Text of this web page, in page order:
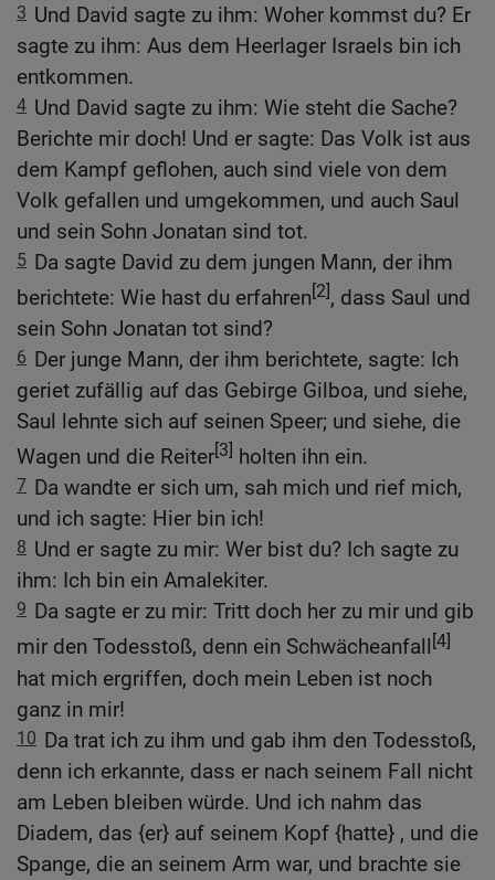
3 Und David sagte zu ihm: Woher kommst du? Er
sagte zu ihm: Aus dem Heerlager Israels bin ich
entkommen.
4 Und David sagte zu ihm: Wie steht die Sache?
Berichte mir doch! Und er sagte: Das Volk ist aus
dem Kampf geflohen, auch sind viele von dem
Volk gefallen und umgekommen, und auch Saul
und sein Sohn Jonatan sind tot.
5 Da sagte David zu dem jungen Mann, der ihm
berichtete: Wie hast du erfahren[2], dass Saul und
sein Sohn Jonatan tot sind?
6 Der junge Mann, der ihm berichtete, sagte: Ich
geriet zufällig auf das Gebirge Gilboa, und siehe,
Saul lehnte sich auf seinen Speer; und siehe, die
Wagen und die Reiter[3] holten ihn ein.
7 Da wandte er sich um, sah mich und rief mich,
und ich sagte: Hier bin ich!
8 Und er sagte zu mir: Wer bist du? Ich sagte zu
ihm: Ich bin ein Amalekiter.
9 Da sagte er zu mir: Tritt doch her zu mir und gib
mir den Todesstoß, denn ein Schwächeanfall [4]
hat mich ergriffen, doch mein Leben ist noch
ganz in mir!
10 Da trat ich zu ihm und gab ihm den Todesstoß,
denn ich erkannte, dass er nach seinem Fall nicht
am Leben bleiben würde. Und ich nahm das
Diadem, das {er} auf seinem Kopf {hatte} , und die
Spange, die an seinem Arm war, und brachte sie